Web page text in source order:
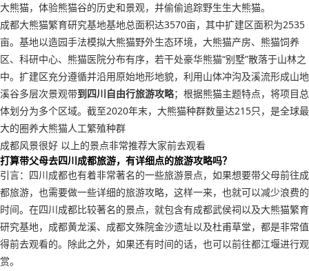
大熊猫，体验熊猫谷的历史和景观，并偷偷追踪野生生大熊猫。
成都大熊猫繁育研究基地基地总面积达3570亩，其中扩建区面积为2535
亩。基地以造园手法模拟大熊猫野外生态环境，大熊猫产房、熊猫饲养
区、科研中心、熊猫医院分布有序，若干处豪华熊猫“别墅”散落于山林之
中。扩建区充分遵循并沿用原始地形地貌，利用山体冲沟及溪流形成山地
溪谷多层次景观带到四川自由行旅游攻略；根据熊猫主题特点，将项目总
体划分为多个区域。截至2020年末，大熊猫种群数量达215只，是全球最
大的圈养大熊猫人工繁殖种群
成都风景很好 以上的景点非常推荐大家前去观看
打算带父母去四川成都旅游，有详细点的旅游攻略吗？
引言：四川成都也有着非常著名的一些旅游景点，如果想要带父母前往成
都旅游，也需要做一些详细的旅游攻略，这样一来，也就可以减少浪费的
时间。在四川成都比较著名的景点，就包含有成都武侯祠以及大熊猫繁育
研究基地，成都黄龙溪、成都文殊院金沙遗址以及杜甫草堂，都是非常值
得前去观看的。除此之外，如果还有时间的话，也可以前往都江堰进行观
赏。